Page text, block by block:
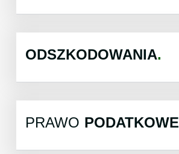
ODSZKODOWANIA
PRAWO PODATKOWE